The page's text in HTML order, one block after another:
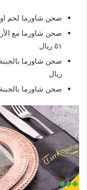
صحن شاورما لحم او
صحن شاورما مع
٥١ ريال
ريال
صحن شاورما بالجبنة